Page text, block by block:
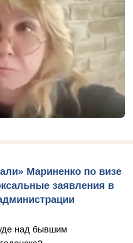
Мариненко по визе
заявления в
над бывшим